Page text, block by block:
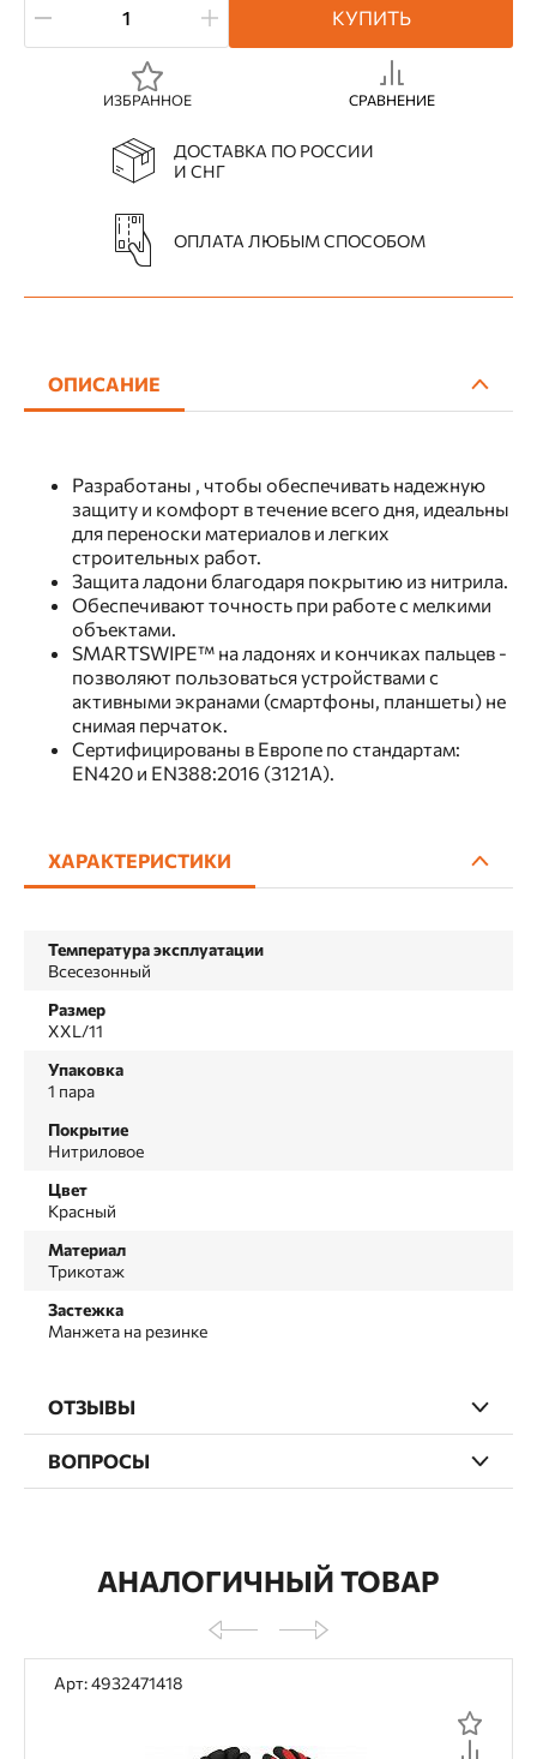
КУПИТЬ
ИЗБРАННОЕ СРАВНЕНИЕ
ДОСТАВКА ПО РОССИИ
И СНГ
ОПЛАТА ЛЮБЫМ СПОСОБОМ
ОПИСАНИЕ
Разработаны , чтобы обеспечивать надежную
защиту и комфорт в течение всего дня, идеальны
для переноски материалов и легких
строительных работ.
Защита ладони благодаря покрытию из нитрила.
Обеспечивают точность при работе с мелкими
объектами.
SMARTSWIPE™ на ладонях и кончиках пальцев -
позволяют пользоваться устройствами с
активными экранами (смартфоны, планшеты) не
снимая перчаток.
Сертифицированы в Европе по стандартам:
EN420 и EN388:2016 (3121A).
ХАРАКТЕРИСТИКИ
Температура эксплуатации
Всесезонный
Размер
ХXL/11
Упаковка
1 пара
Покрытие
Нитриловое
Цвет
Красный
Материал
Трикотаж
Застежка
Манжета на резинке
ОТЗЫВЫ
ВОПРОСЫ
АНАЛОГИЧНЫЙ ТОВАР
Арт: 4932471418